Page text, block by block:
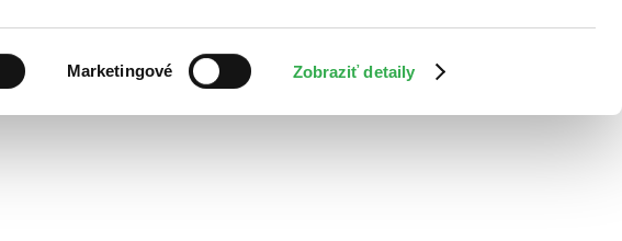
Marketingové Zobraziť detaily